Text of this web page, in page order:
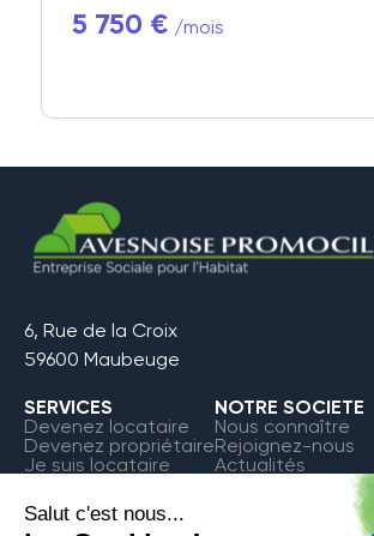
5 750 € /mois
6, Rue de la Croix
59600 Maubeuge
SERVICES
Devenez locataire
Devenez propriétaire
Je suis locataire
NOTRE SOCIETE
Nous connaître
Rejoignez-nous
Actualités